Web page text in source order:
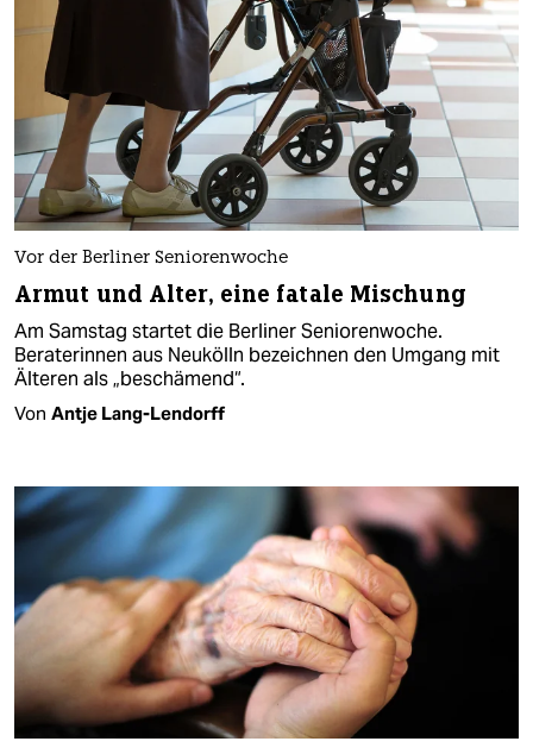
Vor der Berliner Seniorenwoche
Armut und Alter, eine fatale Mischung
Am Samstag startet die Berliner Seniorenwoche.
Beraterinnen aus Neukölln bezeichnen den Umgang mit
Älteren als „beschämend“.
Von Antje Lang-Lendorff